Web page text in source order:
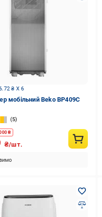
₴ X 6
мобільний Beko BP409C
5
₴
₴/шт.